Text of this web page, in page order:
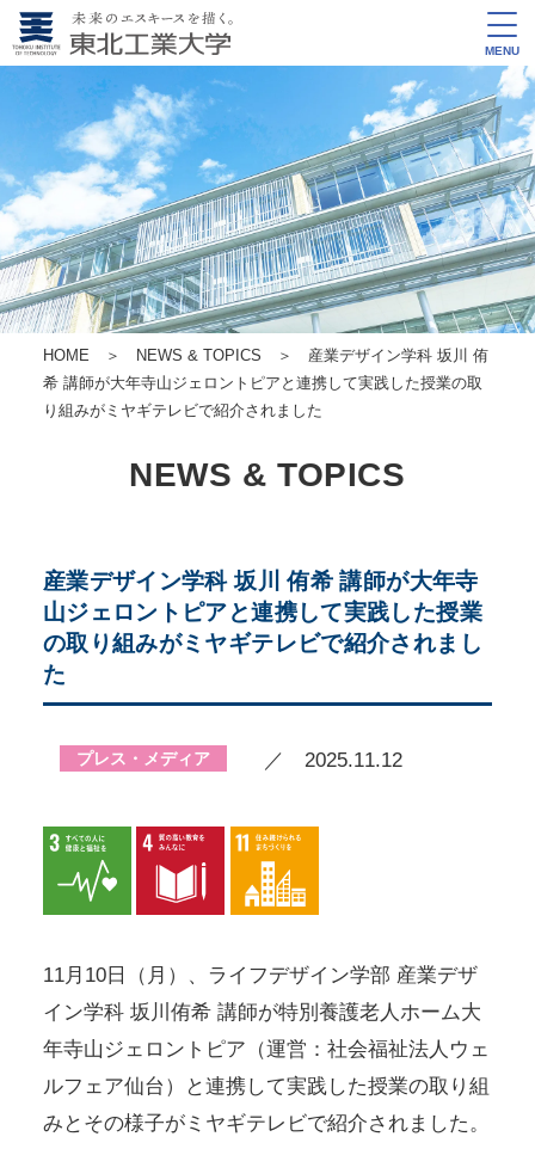
MENU
HOME ＞ NEWS & TOPICS ＞ 産業デザイン学科 坂川 侑
希 講師が大年寺山ジェロントピアと連携して実践した授業の取
り組みがミヤギテレビで紹介されました
NEWS & TOPICS
産業デザイン学科 坂川 侑希 講師が大年寺
山ジェロントピアと連携して実践した授業
の取り組みがミヤギテレビで紹介されまし
た
プレス・メディア ／ 2025.11.12
11月10日（月）、ライフデザイン学部 産業デザ
イン学科 坂川侑希 講師が特別養護老人ホーム大
年寺山ジェロントピア（運営：社会福祉法人ウェ
ルフェア仙台）と連携して実践した授業の取り組
みとその様子がミヤギテレビで紹介されました。